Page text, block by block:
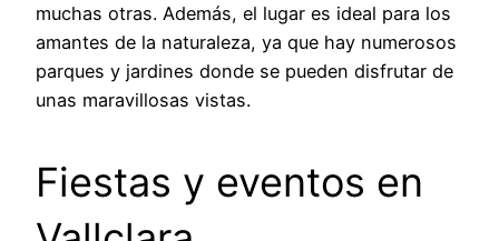
muchas otras. Además, el lugar es ideal para los
amantes de la naturaleza, ya que hay numerosos
parques y jardines donde se pueden disfrutar de
unas maravillosas vistas.
Fiestas y eventos en